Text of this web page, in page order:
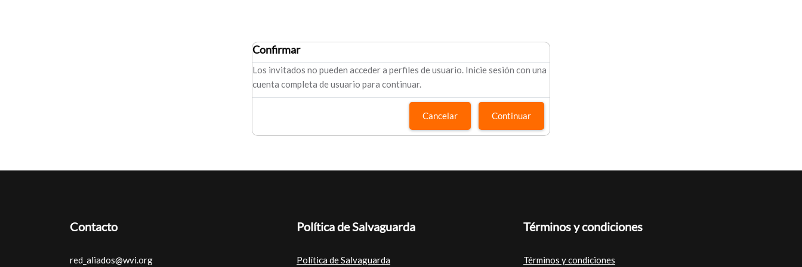
Confirmar
Los invitados no pueden acceder a perfiles de usuario. Inicie sesión con una
cuenta completa de usuario para continuar.
Cancelar Continuar
Contacto
red_aliados@wvi.org
Política de Salvaguarda
Política de Salvaguarda
Términos y condiciones
Términos y condiciones